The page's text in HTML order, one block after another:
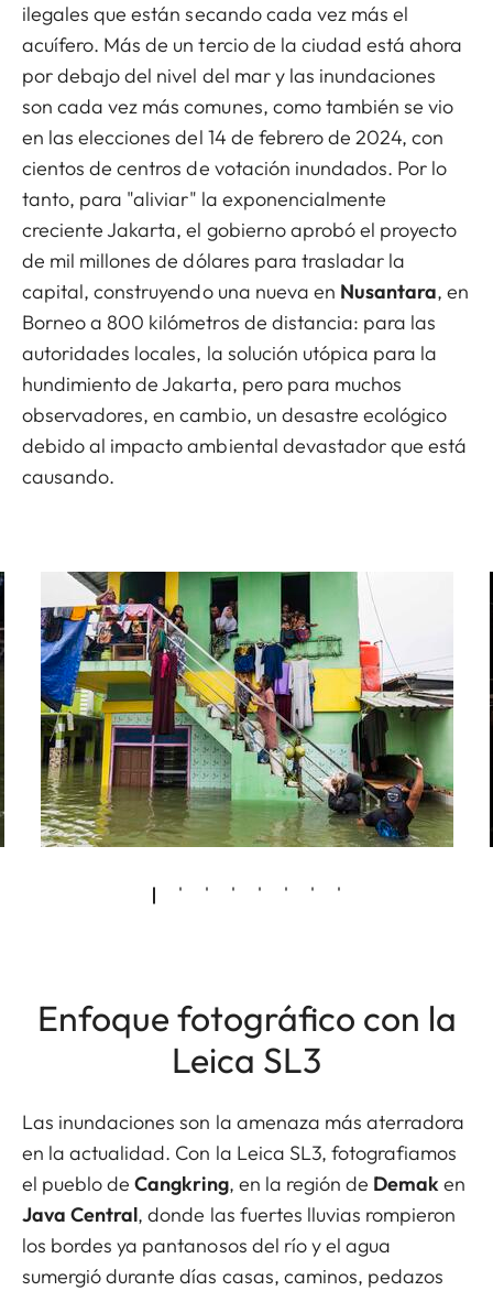
ilegales que están secando cada vez más el
acuífero. Más de un tercio de la ciudad está ahora
por debajo del nivel del mar y las inundaciones
son cada vez más comunes, como también se vio
en las elecciones del 14 de febrero de 2024, con
cientos de centros de votación inundados. Por lo
tanto, para "aliviar" la exponencialmente
creciente Jakarta, el gobierno aprobó el proyecto
de mil millones de dólares para trasladar la
capital, construyendo una nueva en Nusantara, en
Borneo a 800 kilómetros de distancia: para las
autoridades locales, la solución utópica para la
hundimiento de Jakarta, pero para muchos
observadores, en cambio, un desastre ecológico
debido al impacto ambiental devastador que está
causando.
Enfoque fotográfico con la
Leica SL3
Las inundaciones son la amenaza más aterradora
en la actualidad. Con la Leica SL3, fotografiamos
el pueblo deCangkring, en la región de Demaken
Java Central, donde las fuertes lluvias rompieron
los bordes ya pantanosos del río y el agua
sumergió durante días casas, caminos, pedazos